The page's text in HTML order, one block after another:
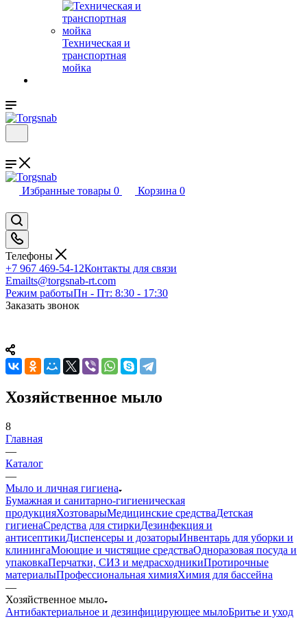
Техническая и
транспортная
мойка
Избранные товары 0 Корзина 0
Телефоны
+7 967 469-54-12Контакты для связи
Emailts@torgsnab-rt.com
Режим работыПн - Пт: 8:30 - 17:30
Заказать звонок
Хозяйственное мыло
8
Главная
—
Каталог
—
Мыло и личная гигиена
Бумажная и санитарно-гигиеническая
продукцияХозтоварыМедицинские средстваДетская
гигиенаСредства для стиркиДезинфекция и
антисептикиДиспенсеры и дозаторыИнвентарь для уборки и
клинингаМоющие и чистящие средстваОдноразовая посуда и
упаковкаПерчатки, СИЗ и медрасходникиПротирочные
материалыПрофессиональная химияХимия для бассейна
—
Хозяйственное мыло
Антибактериальное и дезинфицирующее мылоБритье и уход